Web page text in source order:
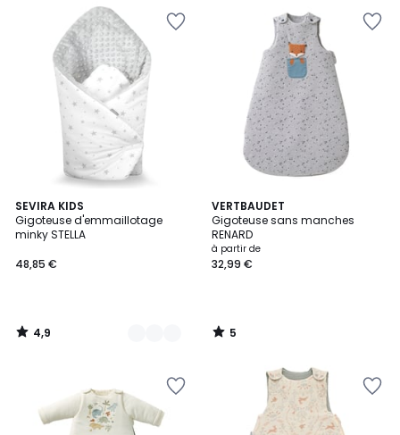
SEVIRA KIDS
Gigoteuse d'emmaillotage
minky STELLA
48,85 €
4,9
/ 5
6
Couleurs
4,9
/
VERTBAUDET
Gigoteuse sans manches
RENARD
à partir de
32,99 €
5
/
5
5
/